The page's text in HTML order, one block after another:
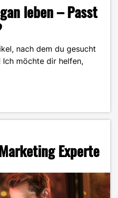
leben – Passt
nach dem du gesucht
möchte dir helfen,
Experte